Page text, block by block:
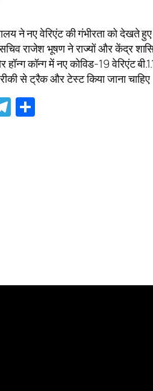
ने नए वेरिएंट की गंभीरता को देखते
राजेश भूषण ने राज्यों और केंद्र
हॉन्ग कॉन्ग में नए कोविड-19 वेरिएंट
से ट्रैक और टेस्ट किया जाना
Telegram